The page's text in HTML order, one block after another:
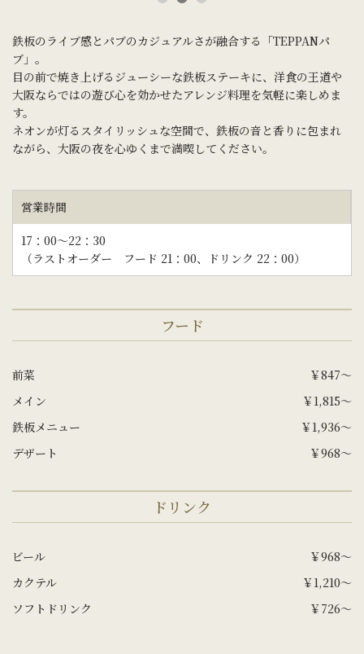
鉄板のライブ感とパブのカジュアルさが融合する「TEPPANパ
ブ」。
目の前で焼き上げるジューシーな鉄板ステーキに、洋食の王道や
大阪ならではの遊び心を効かせたアレンジ料理を気軽に楽しめま
す。
ネオンが灯るスタイリッシュな空間で、鉄板の音と香りに包まれ
ながら、大阪の夜を心ゆくまで満喫してください。
営業時間
17：00～22：30
（ラストオーダー フード 21：00、ドリンク 22：00）
フード
前菜
￥847～
メイン
￥1,815～
鉄板メニュー
￥1,936～
デザート
￥968～
ドリンク
ビール
￥968～
カクテル
￥1,210～
ソフトドリンク
￥726～